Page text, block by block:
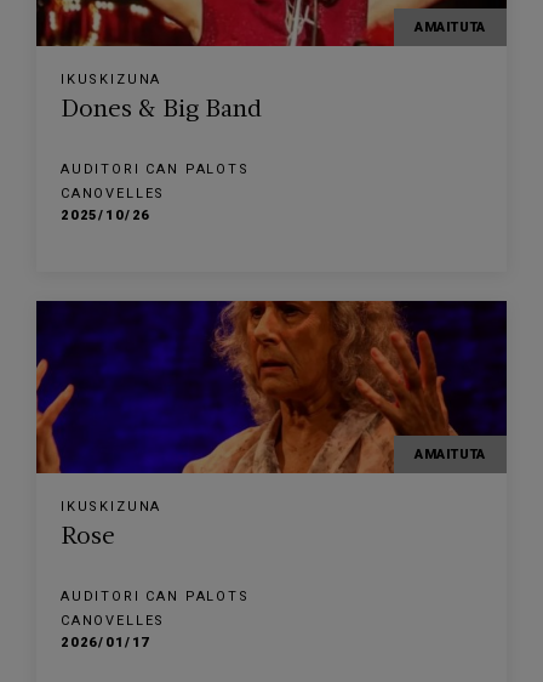
AMAITUTA
IKUSKIZUNA
Dones & Big Band
AUDITORI CAN PALOTS
CANOVELLES
2025/10/26
AMAITUTA
IKUSKIZUNA
Rose
AUDITORI CAN PALOTS
CANOVELLES
2026/01/17